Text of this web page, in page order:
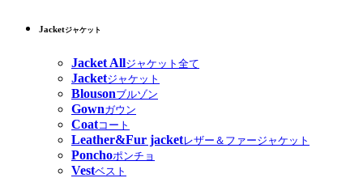
Jacketジャケット
Jacket Allジャケット全て
Jacketジャケット
Blousonブルゾン
Gownガウン
Coatコート
Leather&Fur jacketレザー＆ファージャケット
Ponchoポンチョ
Vestベスト